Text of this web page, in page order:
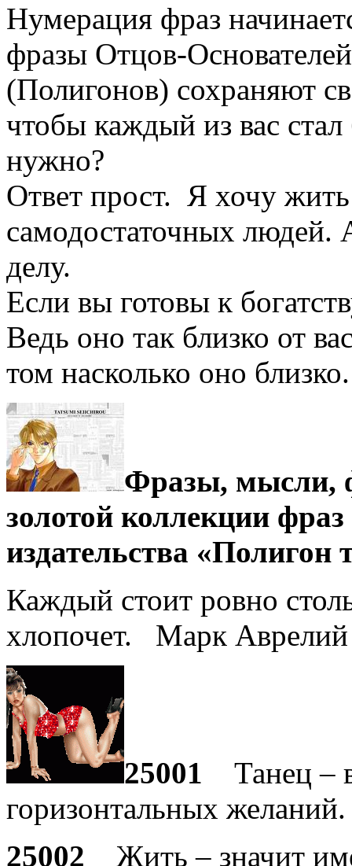
Нумерация фраз
фразы Отцов-
(Полигонов) сохраняют
чтобы каждый из вас
нужно?
Ответ прост. Я хочу
самодостаточных людей.
делу.
Если вы готовы к
Ведь оно так близко от
том насколько оно
Фразы, мысли,
золотой коллекции
издательства «Полигон
Каждый стоит ровно
хлопочет. Марк Аврелий
25001
Танец –
горизонтальных желаний.
25002 Жить – значит